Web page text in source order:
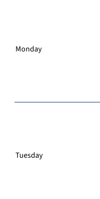
Monday
Tuesday